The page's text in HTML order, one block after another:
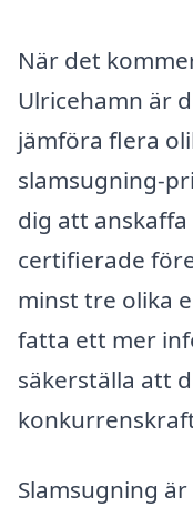
När det
Ulricehamn är
jämföra flera
slamsugning-
dig att
certifierade
minst tre olika
fatta ett mer
säkerställa att
Slamsugning